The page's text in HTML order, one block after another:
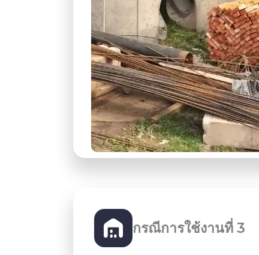
กรณีการใช้งานที่ 3